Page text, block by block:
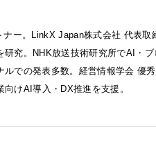
ー。LinkX Japan株式会社 代表取
研究。NHK放送技術研究所でAI・
ルでの発表多数。経営情報学会 優
けAI導入・DX推進を支援。